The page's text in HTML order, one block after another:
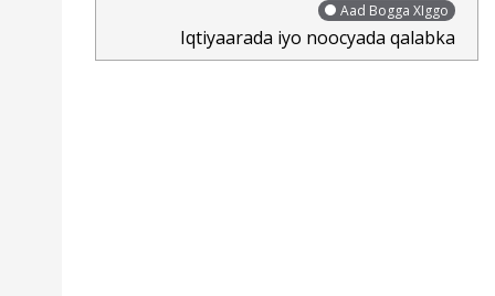
Aad Bogga XIggo
Iqtiyaarada iyo noocyada qalabka